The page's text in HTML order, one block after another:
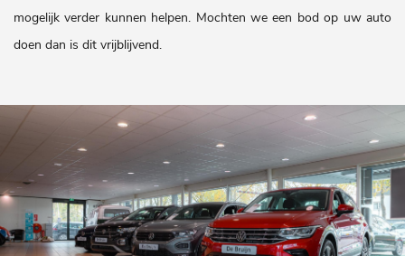
mogelijk verder kunnen helpen. Mochten we een bod op uw auto
doen dan is dit vrijblijvend.